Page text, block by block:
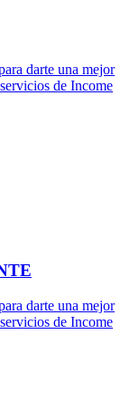
darte una mejor
de Income
darte una mejor
de Income